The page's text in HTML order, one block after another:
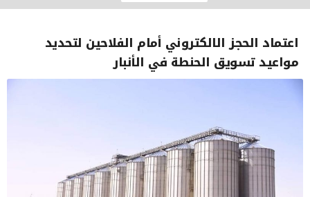
اعتماد الحجز الالكتروني أمام الفلاحين لتحديد
مواعيد تسويق الحنطة في الأنبار